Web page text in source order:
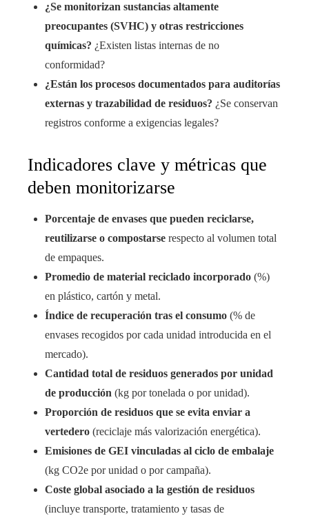
¿Se monitorizan sustancias altamente
preocupantes (SVHC) y otras restricciones
químicas? ¿Existen listas internas de no
conformidad?
¿Están los procesos documentados para auditorías
externas y trazabilidad de residuos? ¿Se conservan
registros conforme a exigencias legales?
Indicadores clave y métricas que
deben monitorizarse
Porcentaje de envases que pueden reciclarse,
reutilizarse o compostarse respecto al volumen total
de empaques.
Promedio de material reciclado incorporado (%)
en plástico, cartón y metal.
Índice de recuperación tras el consumo (% de
envases recogidos por cada unidad introducida en el
mercado).
Cantidad total de residuos generados por unidad
de producción (kg por tonelada o por unidad).
Proporción de residuos que se evita enviar a
vertedero (reciclaje más valorización energética).
Emisiones de GEI vinculadas al ciclo de embalaje
(kg CO2e por unidad o por campaña).
Coste global asociado a la gestión de residuos
(incluye transporte, tratamiento y tasas de